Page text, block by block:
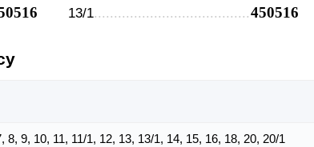
13/1 450516
8, 9, 10, 11, 11/1, 12, 13, 13/1, 14, 15, 16, 18, 20, 20/1